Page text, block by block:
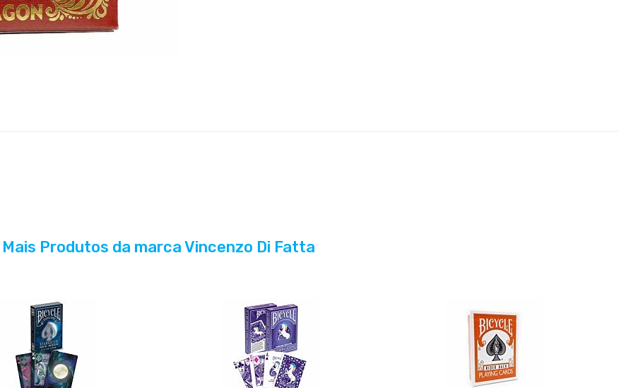
Mais Produtos da marca Vincenzo Di Fatta